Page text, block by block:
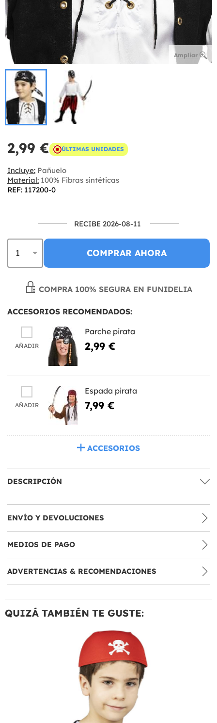
Ampliar
2,99 € ÚLTIMAS UNIDADES
Incluye: Pañuelo
Material: 100% Fibras sintéticas
REF: 117200-0
RECIBE 2026-08-11
COMPRAR AHORA
COMPRA 100% SEGURA EN FUNIDELIA
ACCESORIOS RECOMENDADOS:
AÑADIR
Parche pirata
2,99 €
AÑADIR
Espada pirata
7,99 €
ACCESORIOS
DESCRIPCIÓN
ENVÍO Y DEVOLUCIONES
MEDIOS DE PAGO
ADVERTENCIAS & RECOMENDACIONES
QUIZÁ TAMBIÉN TE GUSTE: